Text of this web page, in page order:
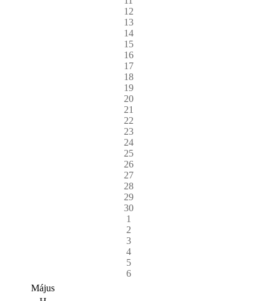
12
13
14
15
16
17
18
19
20
21
22
23
24
25
26
27
28
29
30
1
2
3
4
5
6
Május